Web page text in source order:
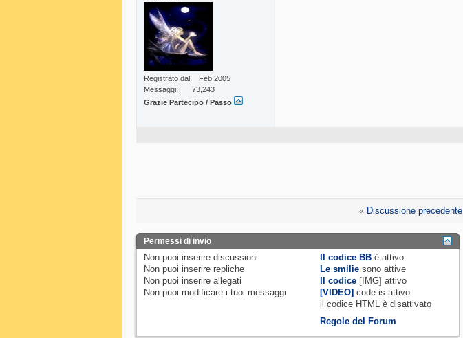
Registrato dal
Feb 2005
Messaggi
73,243
Grazie Partecipo / Passo
« Discussione precedente
Permessi di invio
Non puoi inserire discussioni
Non puoi inserire repliche
Non puoi inserire allegati
Non puoi modificare i tuoi messaggi
Il codice BB èattivo
Le smilie sono attive
Il codice [IMG]attivo
[VIDEO] code isattivo
il codice HTML èdisattivato
Regole del Forum